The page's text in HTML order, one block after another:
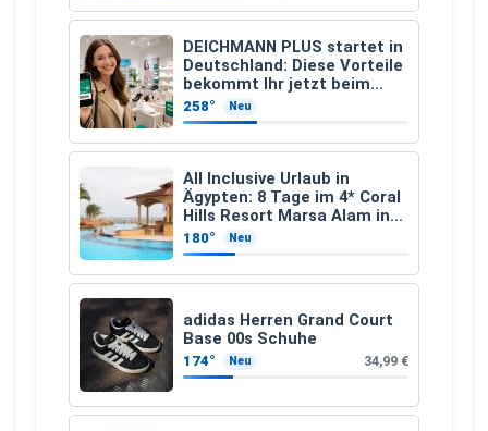
DEICHMANN PLUS startet in
Deutschland: Diese Vorteile
bekommt Ihr jetzt beim
Schuhkauf
258° Neu
All Inclusive Urlaub in
Ägypten: 8 Tage im 4* Coral
Hills Resort Marsa Alam inkl.
Flüge ab 299 € p.P.
180° Neu
adidas Herren Grand Court
Base 00s Schuhe
174° Neu 34,99 €